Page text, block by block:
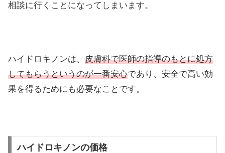
相談に行くことになってしまいます。
ハイドロキノンは、 皮膚科で医師の指導のもとに処方
してもらうというのが一番安心であり、安全で高い効
果を得るためにも必要なことです。
ハイドロキノンの価格